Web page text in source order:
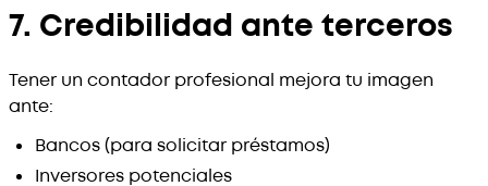
7. Credibilidad ante terceros
Tener un contador profesional mejora tu imagen
ante:
Bancos (para solicitar préstamos)
Inversores potenciales